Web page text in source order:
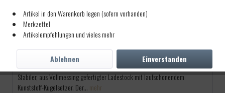
43,00 € *
inkl. MwSt.zzgl. Versandkosten
Lieferzeit ca. 5 Tage
Beschreibung
Stabiler, aus Vollmessing gefertigter Ladestock mit laufschonendem
Kunststoff-Kugelsetzer. Der... mehr
Artikel in den Warenkorb legen (sofern vorhanden)
Merkzettel
Artikelempfehlungen und vieles mehr
Einverstanden
Ablehnen